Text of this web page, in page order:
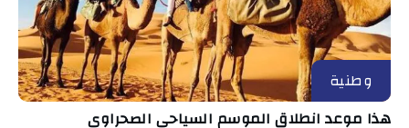
وطنية
هذا موعد انطلاق الموسم السياحي الصحراوي